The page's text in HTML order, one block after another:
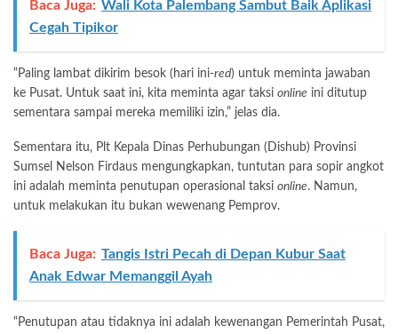
Baca Juga: Wali Kota Palembang Sambut Baik Aplikasi
Cegah Tipikor
“Paling lambat dikirim besok (hari ini-red) untuk meminta jawaban
ke Pusat. Untuk saat ini, kita meminta agar taksi online ini ditutup
sementara sampai mereka memiliki izin,” jelas dia.
Sementara itu, Plt Kepala Dinas Perhubungan (Dishub) Provinsi
Sumsel Nelson Firdaus mengungkapkan, tuntutan para sopir angkot
ini adalah meminta penutupan operasional taksi online. Namun,
untuk melakukan itu bukan wewenang Pemprov.
Baca Juga: Tangis Istri Pecah di Depan Kubur Saat
Anak Edwar Memanggil Ayah
“Penutupan atau tidaknya ini adalah kewenangan Pemerintah Pusat,